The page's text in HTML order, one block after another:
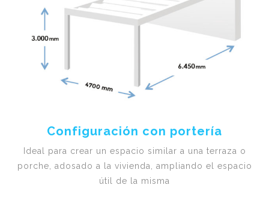
Configuración con portería
Ideal para crear un espacio similar a una terraza o
porche, adosado a la vivienda, ampliando el espacio
útil de la misma